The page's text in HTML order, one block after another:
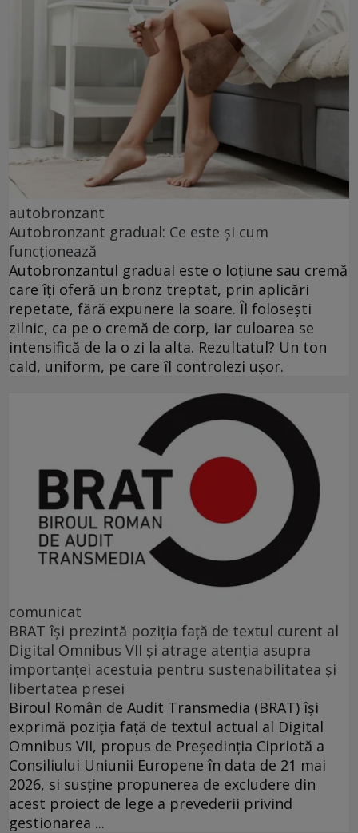
autobronzant
Autobronzant gradual: Ce este și cum
funcționează
Autobronzantul gradual este o loțiune sau cremă
care îți oferă un bronz treptat, prin aplicări
repetate, fără expunere la soare. Îl folosești
zilnic, ca pe o cremă de corp, iar culoarea se
intensifică de la o zi la alta. Rezultatul? Un ton
cald, uniform, pe care îl controlezi ușor.
comunicat
BRAT își prezintă poziția față de textul curent al
Digital Omnibus VII și atrage atenția asupra
importanței acestuia pentru sustenabilitatea și
libertatea presei
Biroul Român de Audit Transmedia (BRAT) își
exprimă poziția față de textul actual al Digital
Omnibus VII, propus de Președinția Cipriotă a
Consiliului Uniunii Europene în data de 21 mai
2026, si susține propunerea de excludere din
acest proiect de lege a prevederii privind
gestionarea ...